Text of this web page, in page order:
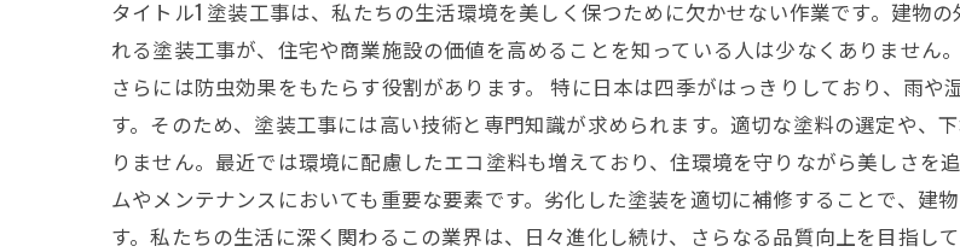
タイトル1 塗装工事は、私たちの生活環境を美しく保つために欠かせない作業です。建物
れる塗装工事が、住宅や商業施設の価値を高めることを知っている人は少なくありません
さらには防虫効果をもたらす役割があります。 特に日本は四季がはっきりしており、雨
す。そのため、塗装工事には高い技術と専門知識が求められます。適切な塗料の選定や、
りません。最近では環境に配慮したエコ塗料も増えており、住環境を守りながら美しさを
ムやメンテナンスにおいても重要な要素です。劣化した塗装を適切に補修することで、建
す。私たちの生活に深く関わるこの業界は、日々進化し続け、さらなる品質向上を目指し